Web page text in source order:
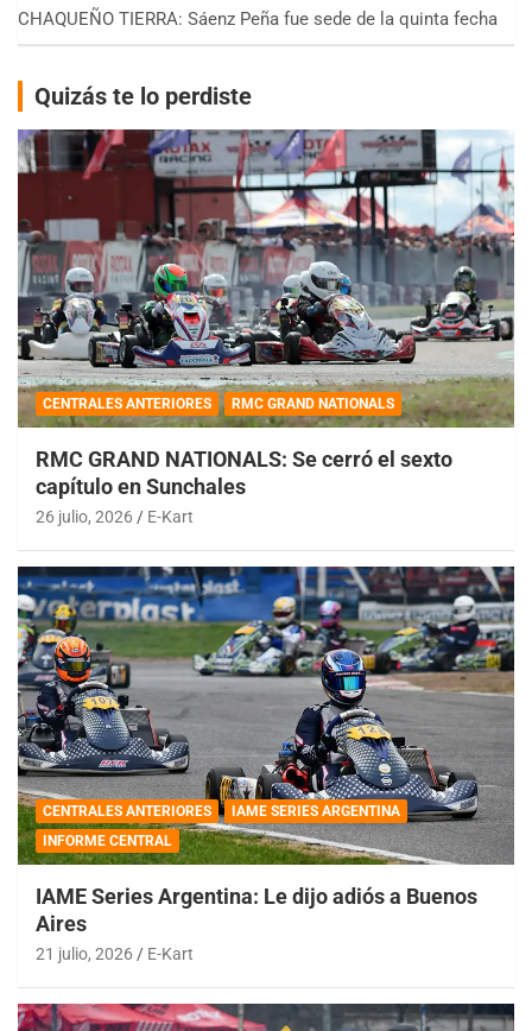
CHAQUEÑO TIERRA: Sáenz Peña fue sede de la quinta fecha
Quizás te lo perdiste
CENTRALES ANTERIORES RMC GRAND NATIONALS
RMC GRAND NATIONALS: Se cerró el sexto
capítulo en Sunchales
26 julio, 2026 E-Kart
CENTRALES ANTERIORES
IAME SERIES ARGENTINA
INFORME CENTRAL
IAME Series Argentina: Le dijo adiós a Buenos
Aires
21 julio, 2026 E-Kart